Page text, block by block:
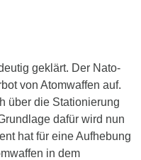
geklärt. Der Nato-
von Atomwaffen auf.
über die Stationierung
dafür wird nun
hat für eine Aufhebung
in dem